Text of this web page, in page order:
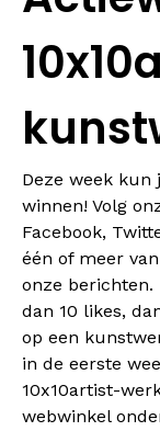
Deze week kun
winnen! Volg
Facebook,
één of meer van
onze berichten.
dan 10 likes,
op een
in de eerste
10x10artist-
webwinkel